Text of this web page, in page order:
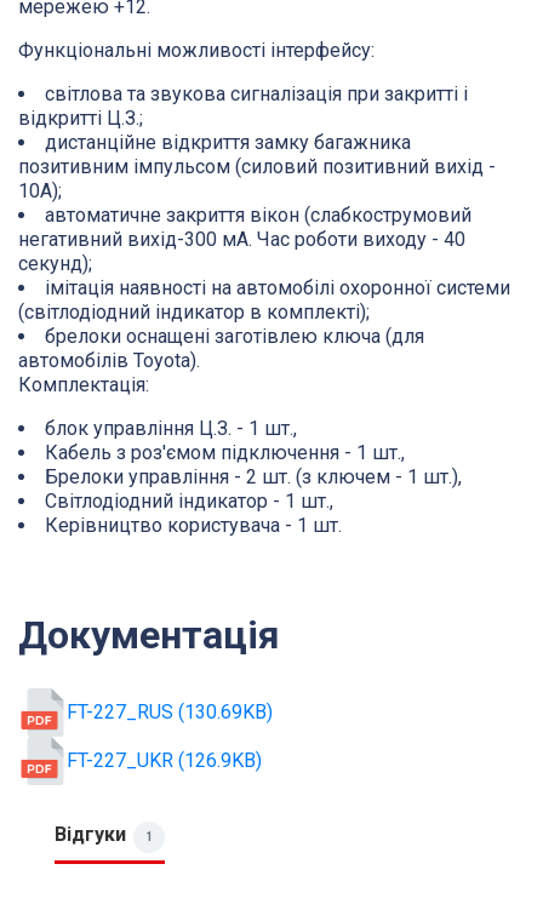
мережею +12.
Функціональні можливості інтерфейсу:
світлова та звукова сигналізація при закритті і
відкритті Ц.З.;
дистанційне відкриття замку багажника
позитивним імпульсом (силовий позитивний вихід -
10А);
автоматичне закриття вікон (слабкострумовий
негативний вихід-300 мА. Час роботи виходу - 40
секунд);
імітація наявності на автомобілі охоронної системи
(світлодіодний індикатор в комплекті);
брелоки оснащені заготівлею ключа (для
автомобілів Toyota).
Комплектація:
блок управління Ц.З. - 1 шт.,
Кабель з роз'ємом підключення - 1 шт.,
Брелоки управління - 2 шт. (з ключем - 1 шт.),
Світлодіодний індикатор - 1 шт.,
Керівництво користувача - 1 шт.
Документація
FT-227_RUS (130.69KB)
FT-227_UKR (126.9KB)
Відгуки 1